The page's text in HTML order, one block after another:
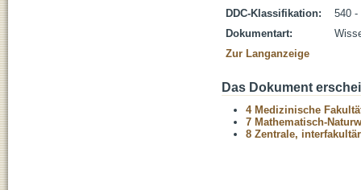
DDC-Klassifikation:
540 -
Dokumentart:
Zur Langanzeige
Das Dokument
4 Medizinische
7 Mathematisch-
8 Zentrale,